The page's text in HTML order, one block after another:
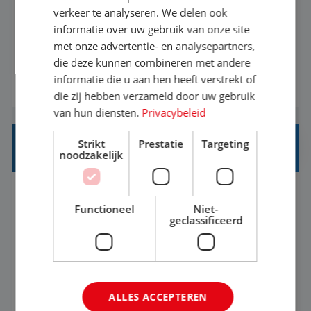
Als Stagiaire Business Intelligence ga je de
informatiebehoefte van verschillende interne
afdelingen specificeren. Aan de hand van deze
informatiebehoefte ga je BI-producten zoals
adviezen, rapportages en dashboards
ontwikkelen, aanpassen en leveren. Deze
producten ontwikkel je door middel van de data
uit ons datawa...
BEKIJK VACATURE
INKOPER VAKANTIES
Nijmegen Baan 33-36 uur MBO
Jij vindt de mooiste plekjes ter wereld en geeft
eenoudergezinnen én singles de meest
onvergetelijke vakanties van hun leven, hoe gaaf
is dat? Ben jij de commerciële professional die
verkeer te analyseren. We delen ook
informatie over uw gebruik van onze site
met onze advertentie- en analysepartners,
die deze kunnen combineren met andere
informatie die u aan hen heeft verstrekt of
die zij hebben verzameld door uw gebruik
van hun diensten. Privacybeleid
Strikt
noodzakelijk
Prestatie Targeting
Functioneel
Niet-
geclassificeerd
ALLES ACCEPTEREN